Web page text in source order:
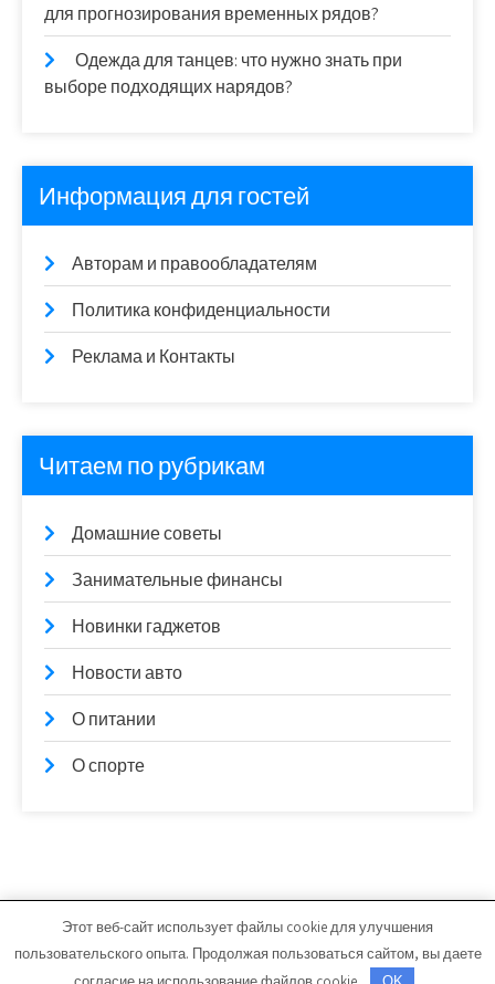
для прогнозирования временных рядов?
Одежда для танцев: что нужно знать при
выборе подходящих нарядов?
Информация для гостей
Авторам и правообладателям
Политика конфиденциальности
Реклама и Контакты
Читаем по рубрикам
Домашние советы
Занимательные финансы
Новинки гаджетов
Новости авто
О питании
О спорте
ruslezviya.ru - Работает на WordPress
Тема от Grace Themes
Этот веб-сайт использует файлы cookie для улучшения
пользовательского опыта. Продолжая пользоваться сайтом, вы даете